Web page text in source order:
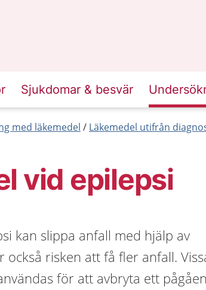
Sjukdomar & besvär
med läkemedel Läkemedel utifrån
vid epilepsi
kan slippa anfall med hjälp av
också risken att få fler anfall.
för att avbryta ett